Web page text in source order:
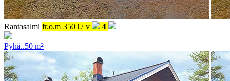
Rantasalmi fr.o.m.350 €/ v 4
Pyhä..50 m²